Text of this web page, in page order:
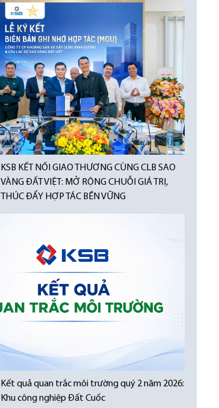
KSB KẾT NỐI GIAO THƯƠNG CÙNG CLB SAO
VÀNG ĐẤT VIỆT: MỞ RỘNG CHUỖI GIÁ TRỊ,
THÚC ĐẨY HỢP TÁC BỀN VỮNG
Kết quả quan trắc môi trường quý 2 năm 2026:
Khu công nghiệp Đất Cuốc